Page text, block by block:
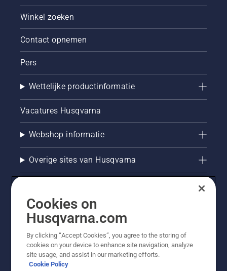
Winkel zoeken
Contact opnemen
Pers
Wettelijke productinformatie
Vacatures Husqvarna
Webshop informatie
Overige sites van Husqvarna
© Husqvarna AB (publ). Alle rechten voorbehouden. De
Cookies on
Husqvarna.com
By clicking “Accept Cookies”, you agree to the storing of
cookies on your device to enhance site navigation, analyze
site usage, and assist in our marketing efforts.
Cookie Policy